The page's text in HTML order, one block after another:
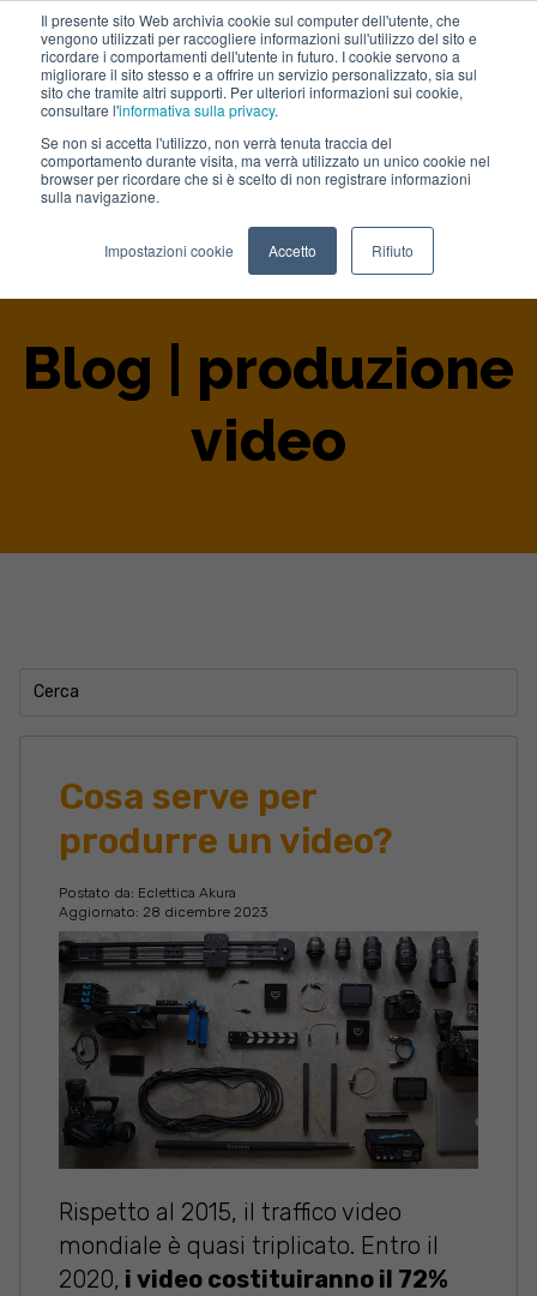
Il presente sito Web archivia cookie sul computer dell'utente, che
vengono utilizzati per raccogliere informazioni sull'utilizzo del sito e
ricordare i comportamenti dell'utente in futuro. I cookie servono a
migliorare il sito stesso e a offrire un servizio personalizzato, sia sul
sito che tramite altri supporti. Per ulteriori informazioni sui cookie,
consultare l'informativa sulla privacy.
Se non si accetta l'utilizzo, non verrà tenuta traccia del
comportamento durante visita, ma verrà utilizzato un unico cookie nel
browser per ricordare che si è scelto di non registrare informazioni
sulla navigazione.
Impostazioni cookie Accetto Rifiuto
Lavora con noi
Produzione Video
Blog | produzione
video
Cosa serve per
produrre un video?
Postato da: Eclettica Akura
Aggiornato: 28 dicembre 2023
Rispetto al 2015, il traffico video
mondiale è quasi triplicato. Entro il
2020, i video costituiranno il 72%